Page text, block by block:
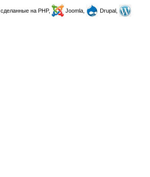
, сделанные на PHP, Joomla,
Drupal,